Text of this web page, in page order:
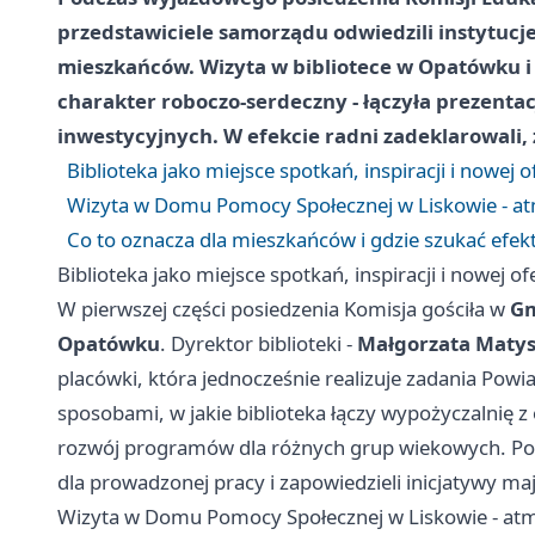
przedstawiciele samorządu odwiedzili
mieszkańców. Wizyta w bibliotece w Opatówku i
charakter roboczo-serdeczny - łączyła
inwestycyjnych. W efekcie radni
Biblioteka jako miejsce spotkań, inspiracji i nowej
Wizyta w Domu Pomocy Społecznej w Liskowie -
Co to oznacza dla mieszkańców i gdzie szukać
Biblioteka jako miejsce spotkań, inspiracji i nowej
W pierwszej części posiedzenia Komisja gościła w
Opatówku. Dyrektor biblioteki - Małgorzata
placówki, która jednocześnie realizuje zadania
sposobami, w jakie biblioteka łączy wypożyczalnię
rozwój programów dla różnych grup wiekowych.
dla prowadzonej pracy i zapowiedzieli inicjatywy
Wizyta w Domu Pomocy Społecznej w Liskowie -